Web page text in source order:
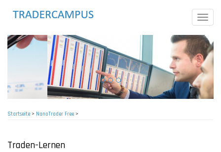
Toggle
Startseite> NanoTrader Free>
Traden-Lernen